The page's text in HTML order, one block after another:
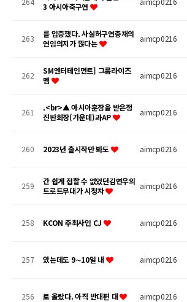
3 아시아축구연
263
를 입증했다. 사실허구연총재의
연임의지가 많다는
aimcp0216
262
SM엔터테인먼트] 그룹라이즈
멤
aimcp0216
261
.<br>▲ 아시아훈장을 받은정
진완회장(가운데)과AP
aimcp0216
260 2023년 출시작만 봐도 aimcp0216
259
간 쉽게 접할 수 없었던김연우의
트로트무대가 시청자
aimcp0216
258 KCON 주최사인 CJ aimcp0216
257 았는데도 9∼10일 내 aimcp0216
256 로 올랐다. 아직 반대편 대 aimcp0216